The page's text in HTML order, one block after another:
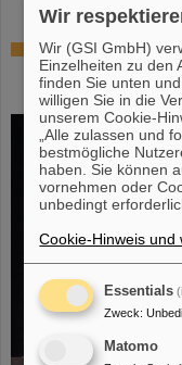
Hohe
Kaplan-Preis für
Wir
Wir (GSI GmbH)
Einzelheiten zu den
finden Sie unten
willigen Sie in die
unserem Cookie-
„Alle zulassen und
bestmögliche
haben. Sie können
vornehmen oder
unbedingt
Cookie-Hinweis und
Essentials
Zweck:
Matomo